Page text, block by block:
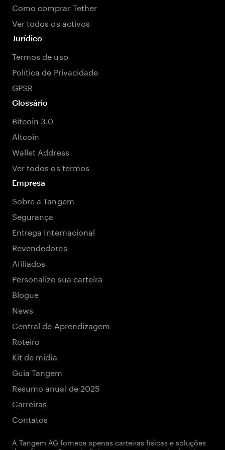
Como comprar Tether
Ver todos os activos
Jurídico
Termos de uso
Política de Privacidade
GPSR
Glossário
Bitcoin 3.0
Altcoin
Wallet Address
Ver todos os termos
Empresa
Sobre a Tangem
Segurança
Entrega Internacional
Revendedores
Afiliados
Personalize sua carteira
Blogue
News
Central de Aprendizagem
Roteiro
Kit de mídia
Guia Tangem
Resumo anual de 2025
Carreiras
Contatos
A Tangem AG fornece apenas carteiras físicas e soluções